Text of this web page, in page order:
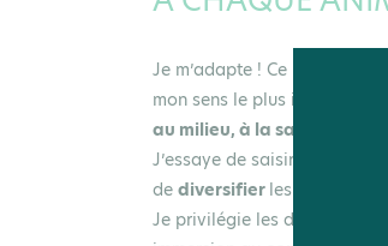
Je m’adapte ! Ce n’est pas
mon sens le plus important :
au milieu, à la saison, à
J’essaye de saisir chaque
de diversifier les
Je privilégie les découvertes